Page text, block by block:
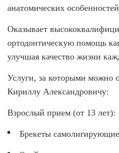
анатомических
Оказывает
ортодонтическую помощь
улучшая качество жизни
Услуги, за которыми можно
Кириллу Александровичу:
Взрослый прием (от 13 лет):
Брекеты